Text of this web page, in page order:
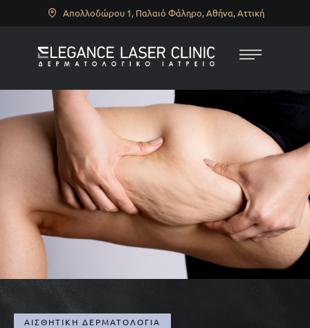
Απολλοδώρου 1, Παλαιό Φάληρο, Αθήνα, Αττική
ΑΙΣΘΗΤΙΚΉ ΔΕΡΜΑΤΟΛΟΓΊΑ